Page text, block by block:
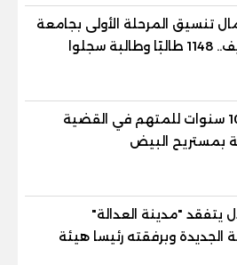
تنسيق المرحلة الأولى بجامعة
بني سويف.. 1148 طالبًا وطالبة سجلوا
السجن 10 سنوات للمتهم في القضية
بمستريح البيض
يتفقد "مدينة العدالة"
الجديدة وبرفقته رئيسا هيئة
وهيئة النيابة الإدارية